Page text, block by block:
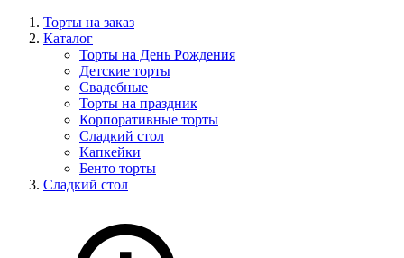
Торты на заказ
Каталог
Торты на День Рождения
Детские торты
Свадебные
Торты на праздник
Корпоративные торты
Сладкий стол
Капкейки
Бенто торты
Сладкий стол